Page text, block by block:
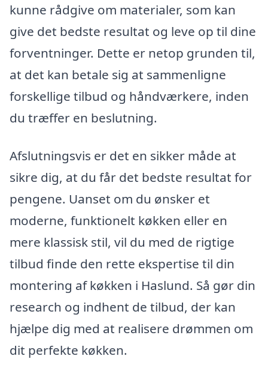
kunne rådgive om materialer, som kan
give det bedste resultat og leve op til dine
forventninger. Dette er netop grunden til,
at det kan betale sig at sammenligne
forskellige tilbud og håndværkere, inden
du træffer en beslutning.
Afslutningsvis er det en sikker måde at
sikre dig, at du får det bedste resultat for
pengene. Uanset om du ønsker et
moderne, funktionelt køkken eller en
mere klassisk stil, vil du med de rigtige
tilbud finde den rette ekspertise til din
montering af køkken i Haslund. Så gør din
research og indhent de tilbud, der kan
hjælpe dig med at realisere drømmen om
dit perfekte køkken.